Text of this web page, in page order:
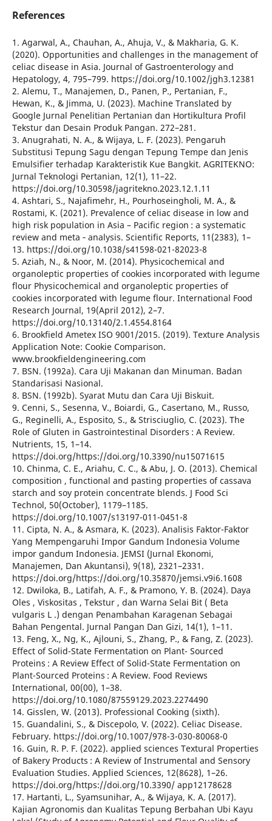
References
1. Agarwal, A., Chauhan, A., Ahuja, V., & Makharia, G. K.
(2020). Opportunities and challenges in the management of
celiac disease in Asia. Journal of Gastroenterology and
Hepatology, 4, 795–799. https://doi.org/10.1002/jgh3.12381
2. Alemu, T., Manajemen, D., Panen, P., Pertanian, F.,
Hewan, K., & Jimma, U. (2023). Machine Translated by
Google Jurnal Penelitian Pertanian dan Hortikultura Profil
Tekstur dan Desain Produk Pangan. 272–281.
3. Anugrahati, N. A., & Wijaya, L. F. (2023). Pengaruh
Substitusi Tepung Sagu dengan Tepung Tempe dan Jenis
Emulsifier terhadap Karakteristik Kue Bangkit. AGRITEKNO:
Jurnal Teknologi Pertanian, 12(1), 11–22.
https://doi.org/10.30598/jagritekno.2023.12.1.11
4. Ashtari, S., Najafimehr, H., Pourhoseingholi, M. A., &
Rostami, K. (2021). Prevalence of celiac disease in low and
high risk population in Asia – Pacific region : a systematic
review and meta ‑ analysis. Scientific Reports, 11(2383), 1–
13. https://doi.org/10.1038/s41598-021-82023-8
5. Aziah, N., & Noor, M. (2014). Physicochemical and
organoleptic properties of cookies incorporated with legume
flour Physicochemical and organoleptic properties of
cookies incorporated with legume flour. International Food
Research Journal, 19(April 2012), 2–7.
https://doi.org/10.13140/2.1.4554.8164
6. Brookfield Ametex ISO 9001/2015. (2019). Texture Analysis
Application Note: Cookie Comparison.
www.brookfieldengineering.com
7. BSN. (1992a). Cara Uji Makanan dan Minuman. Badan
Standarisasi Nasional.
8. BSN. (1992b). Syarat Mutu dan Cara Uji Biskuit.
9. Cenni, S., Sesenna, V., Boiardi, G., Casertano, M., Russo,
G., Reginelli, A., Esposito, S., & Strisciuglio, C. (2023). The
Role of Gluten in Gastrointestinal Disorders : A Review.
Nutrients, 15, 1–14.
https://doi.org/https://doi.org/10.3390/nu15071615
10. Chinma, C. E., Ariahu, C. C., & Abu, J. O. (2013). Chemical
composition , functional and pasting properties of cassava
starch and soy protein concentrate blends. J Food Sci
Technol, 50(October), 1179–1185.
https://doi.org/10.1007/s13197-011-0451-8
11. Cipta, N. A., & Asmara, K. (2023). Analisis Faktor-Faktor
Yang Mempengaruhi Impor Gandum Indonesia Volume
impor gandum Indonesia. JEMSI (Jurnal Ekonomi,
Manajemen, Dan Akuntansi), 9(18), 2321–2331.
https://doi.org/https://doi.org/10.35870/jemsi.v9i6.1608
12. Dwiloka, B., Latifah, A. F., & Pramono, Y. B. (2024). Daya
Oles , Viskositas , Tekstur , dan Warna Selai Bit ( Beta
vulgaris L .) dengan Penambahan Karagenan Sebagai
Bahan Pengental. Jurnal Pangan Dan Gizi, 14(1), 1–11.
13. Feng, X., Ng, K., Ajlouni, S., Zhang, P., & Fang, Z. (2023).
Effect of Solid-State Fermentation on Plant- Sourced
Proteins : A Review Effect of Solid-State Fermentation on
Plant-Sourced Proteins : A Review. Food Reviews
International, 00(00), 1–38.
https://doi.org/10.1080/87559129.2023.2274490
14. Gisslen, W. (2013). Professional Cooking (sixth).
15. Guandalini, S., & Discepolo, V. (2022). Celiac Disease.
February. https://doi.org/10.1007/978-3-030-80068-0
16. Guin, R. P. F. (2022). applied sciences Textural Properties
of Bakery Products : A Review of Instrumental and Sensory
Evaluation Studies. Applied Sciences, 12(8628), 1–26.
https://doi.org/https://doi.org/10.3390/ app12178628
17. Hartanti, L., Syamsunihar, A., & Wijaya, K. A. (2017).
Kajian Agronomis dan Kualitas Tepung Berbahan Ubi Kayu